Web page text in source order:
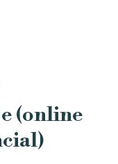
(online